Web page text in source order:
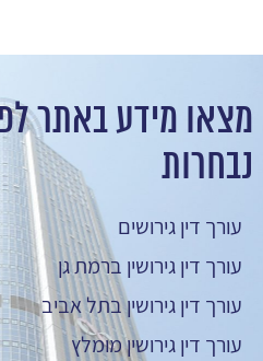
מצאו מידע באתר
נבחרות
עורך דין גירושים
עורך דין גירושין ברמת גן
עורך דין גירושין בתל אביב
עורך דין גירושין מומלץ